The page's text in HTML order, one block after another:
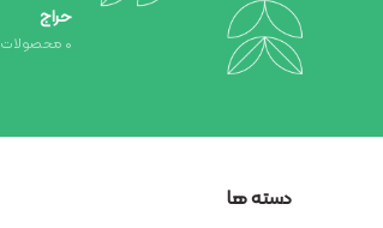
حراج
۰ محصولات
دسته ها